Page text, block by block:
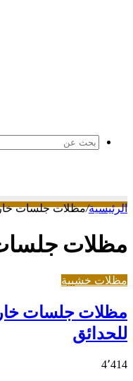
الرئيسية/مظلات جلسات
مظلات
مظلات خشبية
مظلات جلسات
للحدائق
4٬414